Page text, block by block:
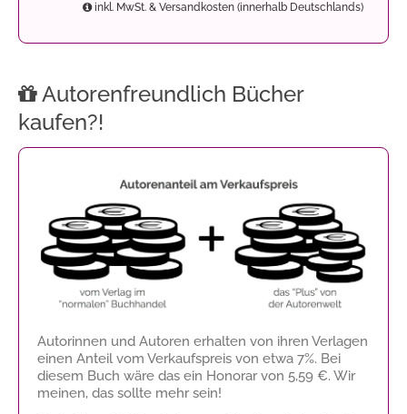
inkl. MwSt. & Versandkosten (innerhalb Deutschlands)
Autorenfreundlich Bücher
kaufen?!
Autorinnen und Autoren erhalten von ihren Verlagen
einen Anteil vom Verkaufspreis von etwa 7%. Bei
diesem Buch wäre das ein Honorar von 5,59 €. Wir
meinen, das sollte mehr sein!